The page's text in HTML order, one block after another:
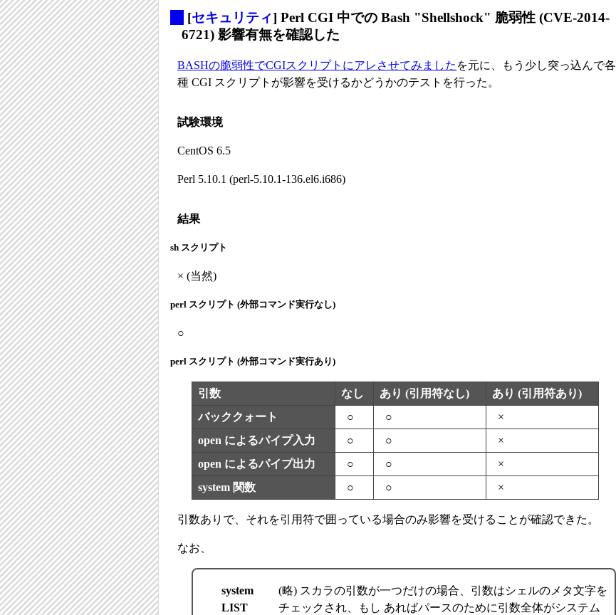
[セキュリティ] Perl CGI 中での Bash "Shellshock" 脆弱性 (CVE-2014-
6721) 影響有無を確認した
BASHの脆弱性でCGIスクリプトにアレさせてみました を元に、もう少し突っ込んで各
種 CGI スクリプトが影響を受けるかどうかのテストを行った。
試験環境
CentOS 6.5
Perl 5.10.1 (perl-5.10.1-136.el6.i686)
結果
sh スクリプト
× (当然)
perl スクリプト (外部コマンド実行なし)
○
perl スクリプト (外部コマンド実行あり)
引数 なし あり (引用符なし)
あり (引用符あり)
バッククォート
○ ○
×
open によるパイプ入力
○ ○
×
open によるパイプ出力
○ ○
×
system 関数
○ ○ ×
引数ありで、それを引用符で囲っている場合のみ影響を受けることが確認できた。
なお、
system
LIST
(略) スカラの引数が一つだけの場合、引数はシェルのメタ文字を
チェックされ、もし あればパースのために引数全体がシステム